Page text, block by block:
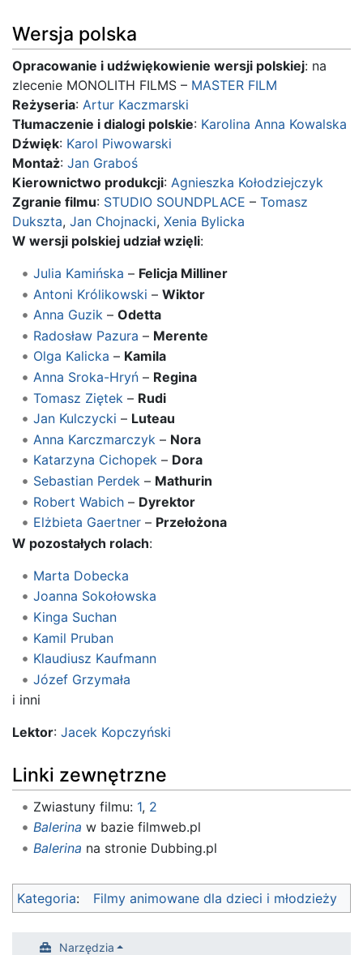
Wersja polska
Opracowanie i udźwiękowienie wersji polskiej: na
zlecenie MONOLITH FILMS – MASTER FILM
Reżyseria: Artur Kaczmarski
Tłumaczenie i dialogi polskie: Karolina Anna Kowalska
Dźwięk: Karol Piwowarski
Montaż: Jan Graboś
Kierownictwo produkcji: Agnieszka Kołodziejczyk
Zgranie filmu: STUDIO SOUNDPLACE – Tomasz
Dukszta, Jan Chojnacki, Xenia Bylicka
W wersji polskiej udział wzięli:
Julia Kamińska – Felicja Milliner
Antoni Królikowski – Wiktor
Anna Guzik– Odetta
Radosław Pazura – Merente
Olga Kalicka – Kamila
Anna Sroka-Hryń– Regina
Tomasz Ziętek – Rudi
Jan Kulczycki – Luteau
Anna Karczmarczyk – Nora
Katarzyna Cichopek– Dora
Sebastian Perdek– Mathurin
Robert Wabich– Dyrektor
Elżbieta Gaertner– Przełożona
W pozostałych rolach:
Marta Dobecka
Joanna Sokołowska
Kinga Suchan
Kamil Pruban
Klaudiusz Kaufmann
Józef Grzymała
i inni
Lektor: Jacek Kopczyński
Linki zewnętrzne
Zwiastuny filmu: 1, 2
Balerina w bazie filmweb.pl
Balerina na stronie Dubbing.pl
Kategoria: Filmy animowane dla dzieci i młodzieży
Narzędzia